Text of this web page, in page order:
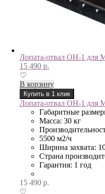
Лопата-отвал ОН-1 для
15 490 р.
♡
В корзину
Купить в 1 клик
Лопата-отвал ОН-1 для
Габаритные
Масса: 30 кг
5500 м2/ч
Ширина захвата:
Страна
Гарантия: 1 год
15 490 р.
♡